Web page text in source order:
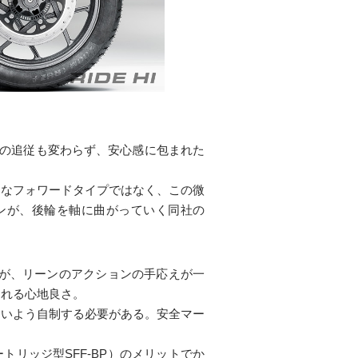
追従も変わらず、安心感に包まれた
フォワードタイプではなく、この微
、後輪を軸に曲がっていく同社の
、リーンのアクションの手応えが一
る心地良さ。
よう自制する必要がある。安全マー
リッジ型SFF-BP）のメリットでか